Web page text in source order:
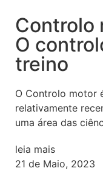
Controlo
O
treino
O Controlo motor
relativamente
uma área das
leia mais
21 de Maio, 2023